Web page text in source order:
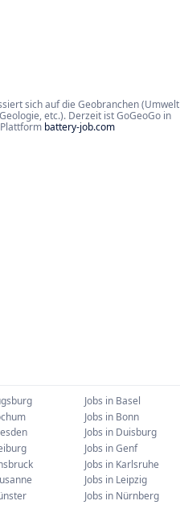
sich auf die Geobranchen (Umwelt
etc.). Derzeit ist GoGeoGo in
battery-job.com
Jobs in Basel
Jobs in Bonn
Jobs in Duisburg
Jobs inGenf
Jobs in Karlsruhe
Jobs in Leipzig
Jobs in Nürnberg